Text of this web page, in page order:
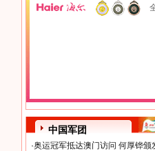
中国军团
·奥运冠军抵达澳门访问 何厚铧颁